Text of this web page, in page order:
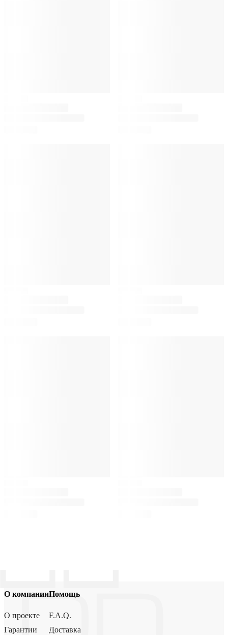
О компании
О проекте
Гарантии
Помощь
F.A.Q.
Доставка